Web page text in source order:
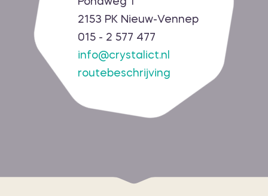
2153 PK Nieuw-Vennep
015 - 2 577 477
info@crystalict.nl
routebeschrijving